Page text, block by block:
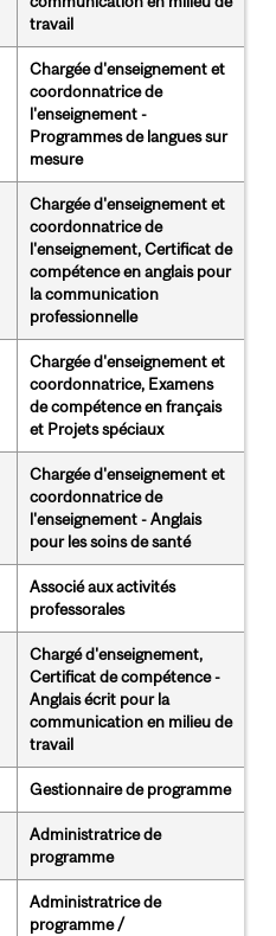
travail
Chargée d'enseignement et
coordonnatrice de
l'enseignement -
Programmes de langues sur
mesure
Chargée d'enseignement et
coordonnatrice de
l'enseignement, Certificat de
compétence en anglais pour
la communication
professionnelle
Chargée d'enseignement et
coordonnatrice, Examens
de compétence en français
et Projets spéciaux
Chargée d'enseignement et
coordonnatrice de
l'enseignement - Anglais
pour les soins de santé
Associé aux activités
professorales
Chargé d'enseignement,
Certificat de compétence -
Anglais écrit pour la
communication en milieu de
travail
Gestionnaire de programme
Administratrice de
programme
Administratrice de
programme /